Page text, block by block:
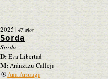
2025 | 47 años
Sorda
Sorda
D:Eva Libertad
M:Aránzazu Calleja
Ana Arsuaga